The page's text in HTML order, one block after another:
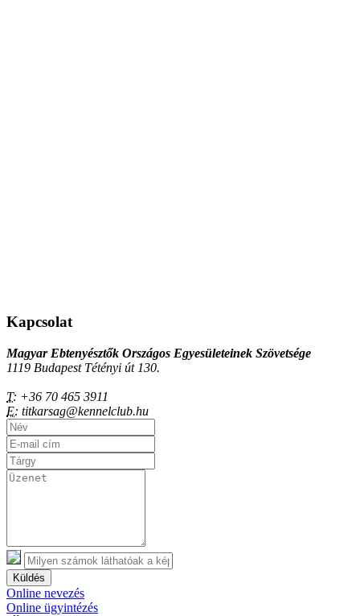
Kapcsolat
Magyar Ebtenyésztők Országos Egyesületeinek Szövetsége
1119 Budapest Tétényi út 130.
T: +36 70 465 3911
E: titkarsag@kennelclub.hu
Küldés
Online nevezés
Online ügyintézés